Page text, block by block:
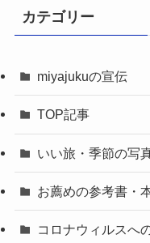
カテゴリー
miyajukuの宣伝
TOP記事
いい旅・季節の写
お薦めの参考書・
コロナウィルスへ